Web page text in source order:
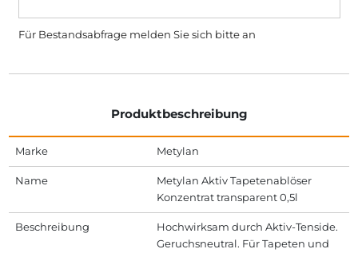
Für Bestandsabfrage melden Sie sich bittean
Produktbeschreibung
Marke Metylan
Name
Metylan Aktiv Tapetenablöser
Konzentrat transparent 0,5l
Beschreibung
Hochwirksam durch Aktiv-Tenside.
Geruchsneutral. Für Tapeten und